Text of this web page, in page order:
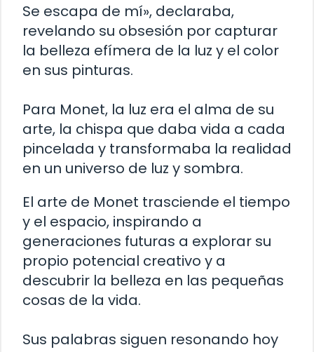
Se escapa de mí», declaraba,
revelando su obsesión por capturar
la belleza efímera de la luz y el color
en sus pinturas.
Para Monet, la luz era el alma de su
arte, la chispa que daba vida a cada
pincelada y transformaba la realidad
en un universo de luz y sombra.
El arte de Monet trasciende el tiempo
y el espacio, inspirando a
generaciones futuras a explorar su
propio potencial creativo y a
descubrir la belleza en las pequeñas
cosas de la vida.
Sus palabras siguen resonando hoy